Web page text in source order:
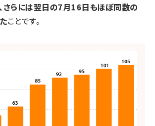
さらには翌日の7月16日もほぼ同数の
ことです。